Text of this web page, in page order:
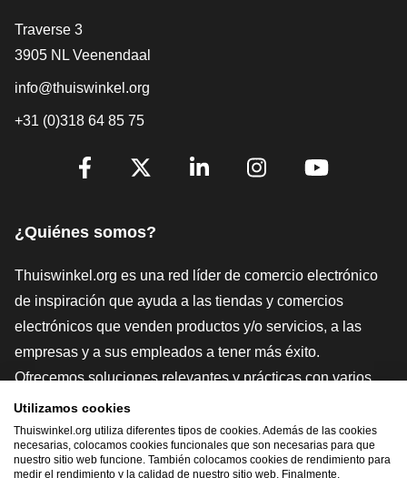
[_General:Contact]
Traverse 3
3905 NL Veenendaal
info@thuiswinkel.org
+31 (0)318 64 85 75
[_General:SocialMediaTitle]
¿Quiénes somos?
Thuiswinkel.org es una red líder de comercio electrónico
de inspiración que ayuda a las tiendas y comercios
electrónicos que venden productos y/o servicios, a las
empresas y a sus empleados a tener más éxito.
Ofrecemos soluciones relevantes y prácticas con varios
sellos de confianza, Thuiswinkel Reviews, herramientas y
asesoramiento jurídico, defensa, estudios de mercado, y
tenemos nuestra propia plataforma educativa, la
Utilizamos cookies
Thuiswinkel.org utiliza diferentes tipos de cookies. Además de las cookies
necesarias, colocamos cookies funcionales que son necesarias para que
nuestro sitio web funcione. También colocamos cookies de rendimiento para
medir el rendimiento y la calidad de nuestro sitio web. Finalmente,